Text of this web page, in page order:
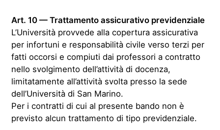
Art. 10 — Trattamento assicurativo previdenziale
L’Università provvede alla copertura assicurativa
per infortuni e responsabilità civile verso terzi per
fatti occorsi e compiuti dai professori a contratto
nello svolgimento dell’attività di docenza,
limitatamente all’attività svolta presso la sede
dell’Università di San Marino.
Per i contratti di cui al presente bando non è
previsto alcun trattamento di tipo previdenziale.